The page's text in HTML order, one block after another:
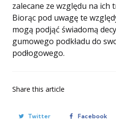
zalecane ze względu na ich
Biorąc pod uwagę te
mogą podjąć świadomą
gumowego podkładu do
podłogowego.
Share this article
Twitter Facebook